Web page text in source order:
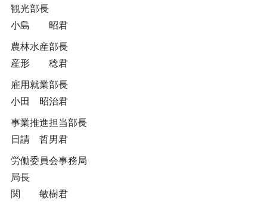
観光部長
小島 昭君
農林水産部長
産形 稔君
雇用就業部長
小田 昭治君
事業推進担当部長
日請 哲男君
労働委員会事務局
局長
関 敏樹君